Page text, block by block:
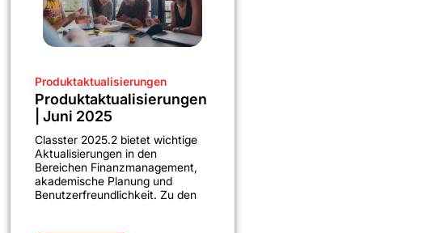
Produktaktualisierungen
Produktaktualisierungen
| Juni 2025
Classter 2025.2 bietet wichtige
Aktualisierungen in den
Bereichen Finanzmanagement,
akademische Planung und
Benutzerfreundlichkeit. Zu den